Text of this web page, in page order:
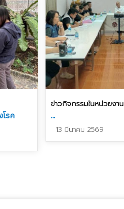
โรค
ข่าวกิจกรรมในหน่วยงาน
...
13 มีนาคม 2569